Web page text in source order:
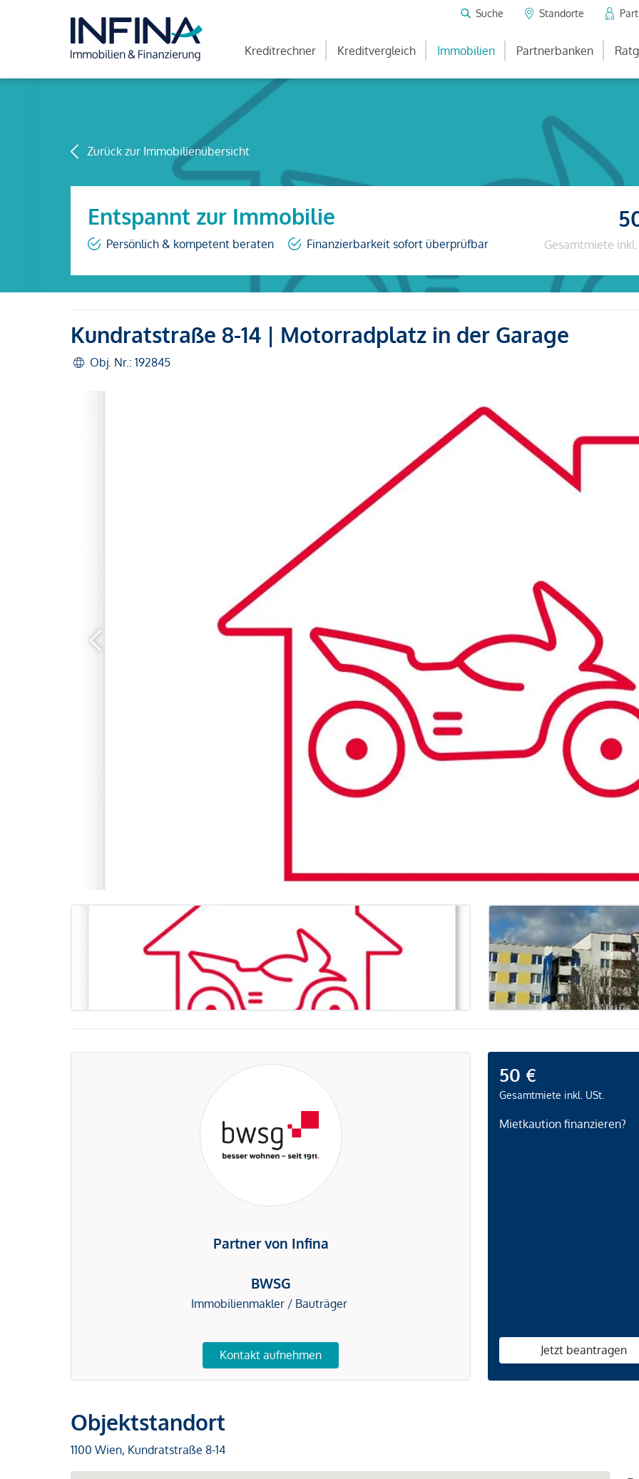
Suche Standorte
Kreditrechner Kreditvergleich Immobilien Partnerbanken
Zurück zur Immobilienübersicht
Entspannt zur Immobilie
Persönlich & kompetent beraten Finanzierbarkeit sofort überprüfbar Gesamtmiete
Kundratstraße 8-14 | Motorradplatz in der Garage
Obj. Nr.: 192845
Partner von Infina
BWSG
Immobilienmakler / Bauträger
Kontakt aufnehmen
50 €
Gesamtmiete inkl. USt.
Mietkaution finanzieren?
Jetzt beantragen
Objektstandort
1100 Wien, Kundratstraße 8-14